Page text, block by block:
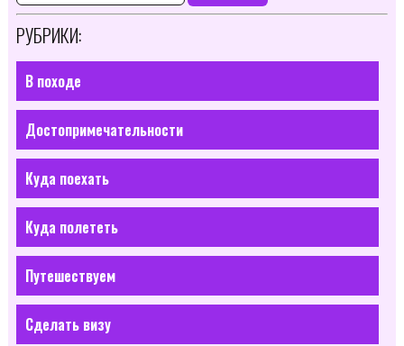
РУБРИКИ:
В походе
Достопримечательности
Куда поехать
Куда полететь
Путешествуем
Сделать визу